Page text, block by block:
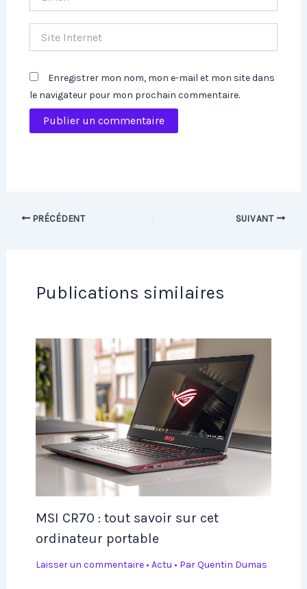
Internet
Enregistrer mon nom, mon e-mail et mon site dans
le navigateur pour mon prochain commentaire.
PRÉCÉDENT SUIVANT
Publications similaires
MSI CR70 : tout savoir sur cet
ordinateur portable
Laisser un commentaire • Actu • ParQuentin Dumas